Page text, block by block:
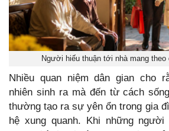
Người hiếu thuận tới nhà mang theo
Nhiều quan niệm dân gian cho
nhiên sinh ra mà đến từ cách
thường tạo ra sự yên ổn trong gia
hệ xung quanh. Khi những